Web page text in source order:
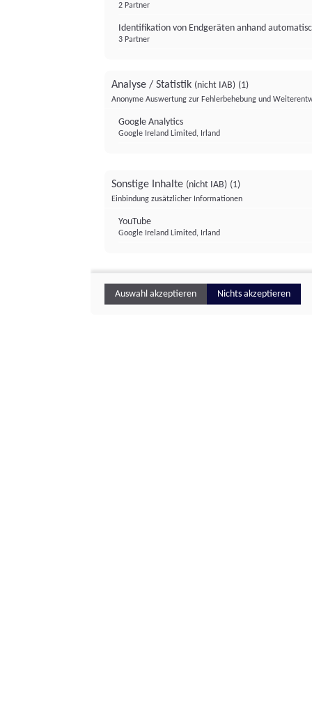
2 Partner
Identifikation von Endgeräten anhand
3 Partner
Analyse / Statistik (nicht IAB) (1)
Anonyme Auswertung zur Fehlerbehebung und
Google Analytics
Google Ireland Limited, Irland
Sonstige Inhalte (nicht IAB) (1)
Einbindung zusätzlicher Informationen
YouTube
Google Ireland Limited, Irland
Auswahl akzeptieren Nichts akzeptieren